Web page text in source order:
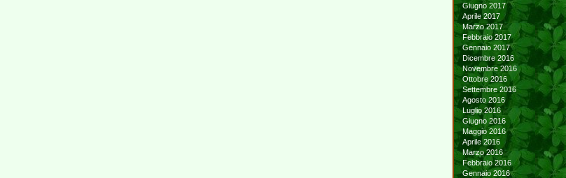
Giugno 2017
Aprile 2017
Marzo 2017
Febbraio 2017
Gennaio 2017
Dicembre 2016
Novembre 2016
Ottobre 2016
Settembre 2016
Agosto 2016
Luglio 2016
Giugno 2016
Maggio 2016
Aprile 2016
Marzo 2016
Febbraio 2016
Gennaio 2016